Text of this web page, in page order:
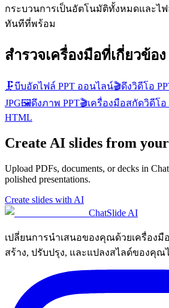
กระบวนการเป็นอัตโนมัติทั้งหมดและไ
ทันทีที่พร้อม
สำรวจเครื่องมือที่เกี่ยวข้อง
🗜️บีบอัดไฟล์ PPT ออนไลน์🎬ดึงวิดีโอ
JPG🖼️ดึงภาพ PPT🎬เครื่องมือสกัดวิดีโอ
HTML
Create AI slides from
Upload PDFs, documents, or decks in
polished presentations.
Create slides with AI
ChatSlide AI
เปลี่ยนการนำเสนอของคุณด้วยเครื่อง
สร้าง, ปรับปรุง, และแปลงสไลด์ของคุณ